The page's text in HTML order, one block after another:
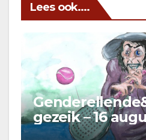
Lees ook....
gezeik – 16